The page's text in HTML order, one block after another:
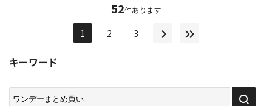
52件あります
1 2 3
キーワード